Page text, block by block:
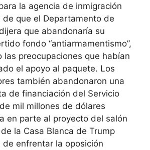
la agencia de inmigración
de que el Departamento de
que abandonaría su
fondo “antiarmamentismo”,
las preocupaciones que habían
el apoyo al paquete. Los
también abandonaron una
de financiación del Servicio
mil millones de dólares
en parte al proyecto del salón
la Casa Blanca de Trump
de enfrentar la oposición